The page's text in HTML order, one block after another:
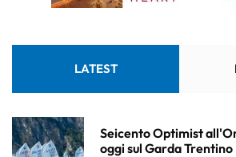
LATEST
Seicento Optimist
oggi sul Garda Trentino